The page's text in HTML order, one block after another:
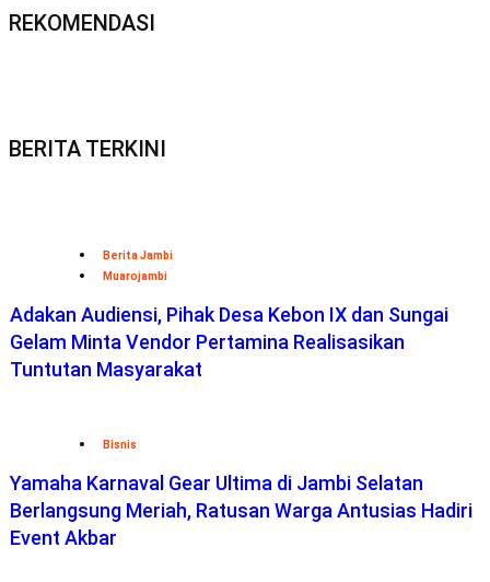
REKOMENDASI
BERITA TERKINI
Berita Jambi
Muarojambi
Adakan Audiensi, Pihak Desa Kebon IX dan Sungai
Gelam Minta Vendor Pertamina Realisasikan
Tuntutan Masyarakat
Bisnis
Yamaha Karnaval Gear Ultima di Jambi Selatan
Berlangsung Meriah, Ratusan Warga Antusias Hadiri
Event Akbar